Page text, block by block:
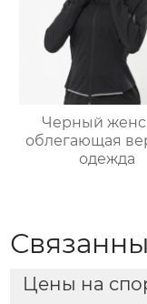
Черный
облегающая
одежда
Цены на